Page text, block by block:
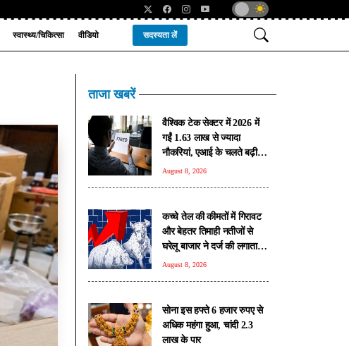
स्वास्थ्य/चिकित्सा वीडियो सदस्यता लें
ताजा खबरें
वैश्विक टेक सेक्टर में 2026 में
गईं 1.63 लाख से ज्यादा
नौकरियां, एआई के चलते बढ़ी
छंटनी की रफ्तार: रिपोर्ट
August 8, 2026
कच्चे तेल की कीमतों में गिरावट
और बेहतर तिमाही नतीजों से
घरेलू बाजार ने दर्ज की लगातार
दूसरी हफ्ते बढ़त, निवेशकों का
August 8, 2026
सोना इस हफ्ते 6 हजार रुपए से
अधिक महंगा हुआ, चांदी 2.3
लाख के पार